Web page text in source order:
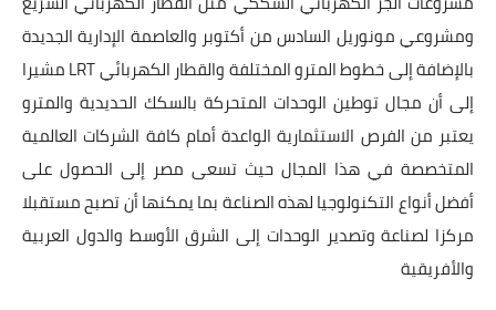
ومشروعي مونوريل السادس من أكتوبر والعاصمة الإدارية الجديدة
بالإضافة إلى خطوط المترو المختلفة والقطار الكهربائي LRT مشيرا
إلى أن مجال توطين الوحدات المتحركة بالسكك الحديدية والمترو
يعتبر من الفرص الاستثمارية الواعدة أمام كافة الشركات العالمية
المتخصصة في هذا المجال حيث تسعى مصر إلى الحصول على
أفضل أنواع التكنولوجيا لهذه الصناعة بما يمكنها أن تصبح مستقبلا
مركزا لصناعة وتصدير الوحدات إلى الشرق الأوسط والدول العربية
والأفريقية